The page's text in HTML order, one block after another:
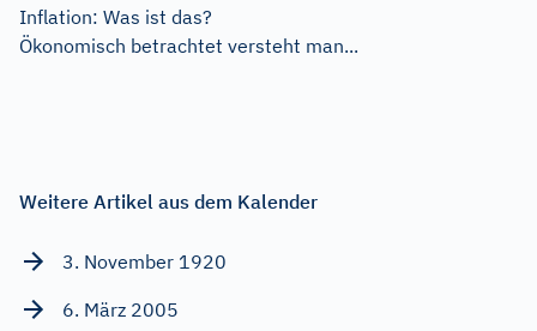
Inflation: Was ist das?
Ökonomisch betrachtet versteht man...
Weitere Artikel aus dem Kalender
3. November 1920
6. März 2005